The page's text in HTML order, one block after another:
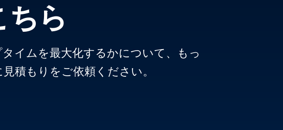
ちら
イムを最大化するかについて、もっ
積もりをご依頼ください。